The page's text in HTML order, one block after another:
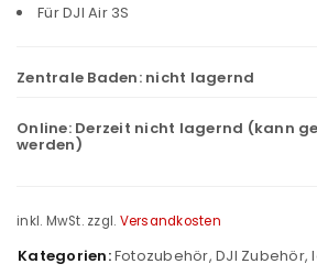
Für DJI Air 3S
Zentrale Baden: nicht lagernd
Online: Derzeit nicht lagernd (kann
werden)
inkl. MwSt. zzgl. Versandkosten
Kategorien:Fotozubehör, DJI Zubehör,